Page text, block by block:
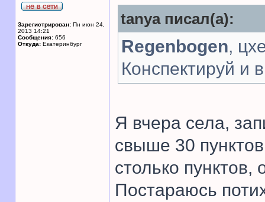
Зарегистрирован: Пн июн 24,
2013 14:21
Сообщения: 656
Откуда: Екатеринбург
tanya писал(а):
Regenbogen,
Конспектируй и
Я вчера села,
свыше 30
столько пунктов,
Постараюсь